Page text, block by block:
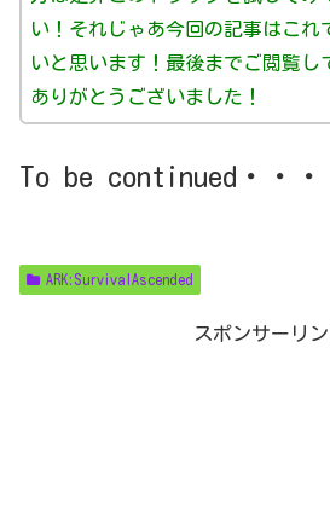
い！それじゃあ今回の記事はこれ
いと思います！最後までご閲覧し
ありがとうございました！
To be continued・・・
ARK:SurvivalAscended
スポンサーリ